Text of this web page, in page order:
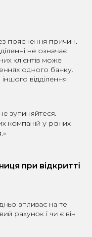
пояснення причин.
не означає
клієнтів може
одного банку.
відділення
зупиняйтеся.
компаній у різних
при відкритті
впливає на те
рахунок і чи є він